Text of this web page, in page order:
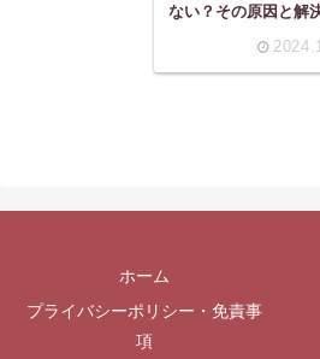
ない？その原因と解
ホーム
プライバシーポリシー・免責事
項